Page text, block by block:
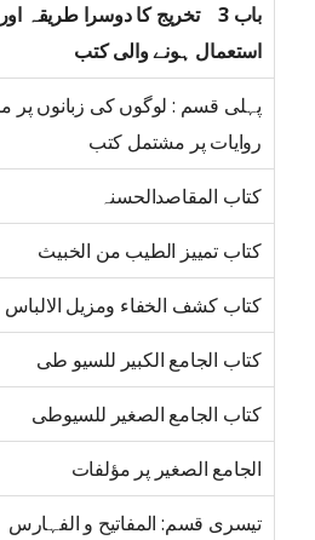
باب 3 تخریج کا دوسرا طریقہ
استعمال ہونے والی کتب
پہلی قسم : لوگوں کی زبانوں پر
روایات پر مشتمل کتب
کتاب المقاصدالحسنہ
کتاب تمییز الطیب من الخبیث
کتاب کشف الخفاء ومزیل الالباس
کتاب الجامع الکبیر للسیو طی
کتاب الجامع الصغیر للسیوطی
الجامع الصغیر پر مؤلفات
تیسری قسم: المفاتیح و الفہارس